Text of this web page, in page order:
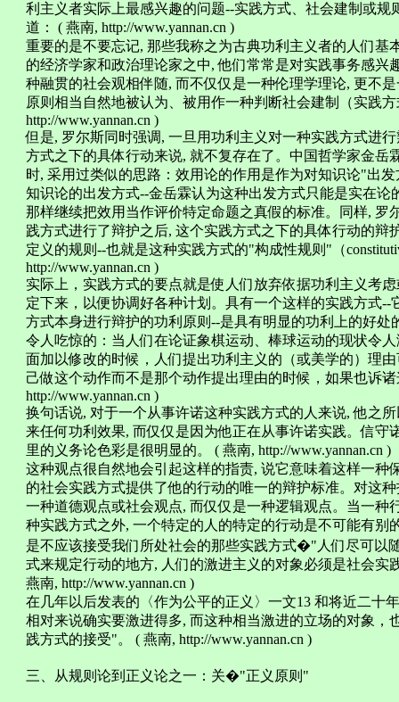
利主义者实际上最感兴趣的问题--实践方式、社会建制或
道： ( 燕南, http://www.yannan.cn )
重要的是不要忘记, 那些我称之为古典功利主义者的人们基
的经济学家和政治理论家之中, 他们常常是对实践事务感兴
种融贯的社会观相伴随, 而不仅仅是一种伦理学理论, 更不
原则相当自然地被认为、被用作一种判断社会建制（实践
http://www.yannan.cn )
但是, 罗尔斯同时强调, 一旦用功利主义对一种实践方式进
方式之下的具体行动来说, 就不复存在了。中国哲学家金岳
时, 采用过类似的思路：效用论的作用是作为对知识论"出
知识论的出发方式--金岳霖认为这种出发方式只能是实在
那样继续把效用当作评价特定命题之真假的标准。同样, 罗
践方式进行了辩护之后, 这个实践方式之下的具体行动的辩
定义的规则--也就是这种实践方式的"构成性规则"（
http://www.yannan.cn )
实际上，实践方式的要点就是使人们放弃依据功利主义考
定下来，以便协调好各种计划。具有一个这样的实践方式
方式本身进行辩护的功利原则--是具有明显的功利上的好
令人吃惊的：当人们在论证象棋运动、棒球运动的现状令
面加以修改的时候，人们提出功利主义的（或美学的）理
己做这个动作而不是那个动作提出理由的时候，如果也诉
http://www.yannan.cn )
换句话说, 对于一个从事许诺这种实践方式的人来说, 他之
来任何功利效果, 而仅仅是因为他正在从事许诺实践。信守
里的义务论色彩是很明显的。 ( 燕南, http://www.yannan.cn )
这种观点很自然地会引起这样的指责, 说它意味着这样一种
的社会实践方式提供了他的行动的唯一的辩护标准。对这
一种道德观点或社会观点, 而仅仅是一种逻辑观点。当一种
种实践方式之外, 一个特定的人的特定的行动是不可能有别
是不应该接受我们所处社会的那些实践方式�"人们尽可以
式来规定行动的地方, 人们的激进主义的对象必须是社会实
燕南, http://www.yannan.cn )
在几年以后发表的〈作为公平的正义〉一文13 和将近二十
相对来说确实要激进得多, 而这种相当激进的立场的对象，
践方式的接受"。 ( 燕南, http://www.yannan.cn )
三、从规则论到正义论之一：关�"正义原则"